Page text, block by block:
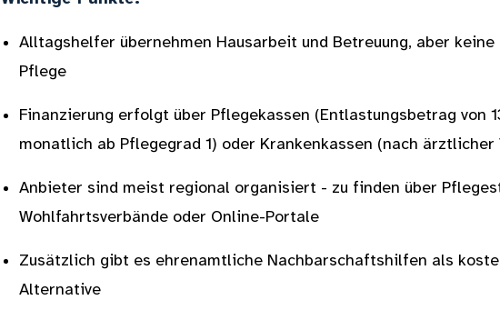
Alltagshelfer übernehmen Hausarbeit und Betreuung, aber
Pflege
Finanzierung erfolgt über Pflegekassen (Entlastungsbetrag von
monatlich ab Pflegegrad 1) oder Krankenkassen (nach ärztlicher
Anbieter sind meist regional organisiert - zu finden über
Wohlfahrtsverbände oder Online-Portale
Zusätzlich gibt es ehrenamtliche Nachbarschaftshilfen als
Alternative